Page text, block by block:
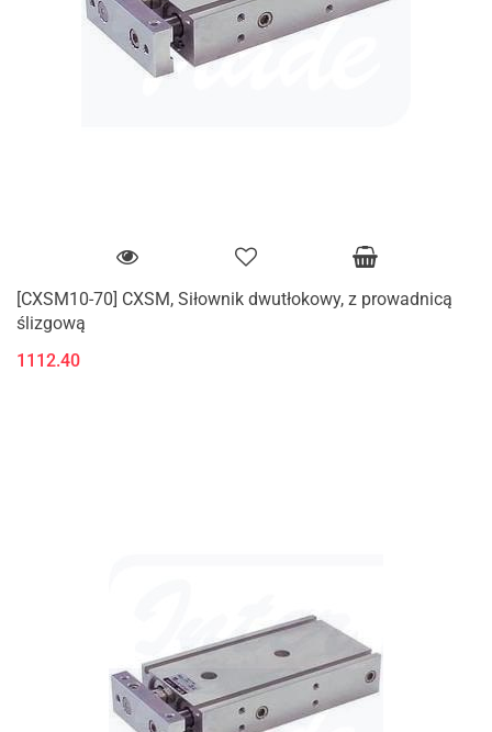
[CXSM10-70] CXSM, Siłownik dwutłokowy, z prowadnicą
ślizgową
1112.40